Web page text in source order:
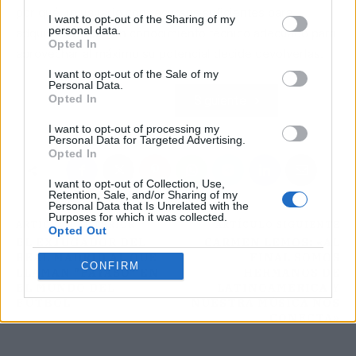
I want to opt-out of the Sharing of my
personal data.
Opted In
I want to opt-out of the Sale of my
Personal Data.
Opted In
I want to opt-out of processing my
Personal Data for Targeted Advertising.
Opted In
I want to opt-out of Collection, Use,
Retention, Sale, and/or Sharing of my
Personal Data that Is Unrelated with the
Purposes for which it was collected.
Opted Out
CONFIRM
por qué un usuario con recursos suficientes para
adquirirlas y con un conocimiento técnico adecuado para
aprovechar al máximo su potencial decide devolverlas.
ARTÍCULO ANTERIOR
REAL MADRID AL QUE
LLAMAN "PAYASO" EN
FÚTBOL
ARTÍCULO SIGUIENTE
NUESTRA MÚSICA NOS
CONECTA»